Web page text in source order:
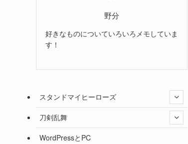
野分
好きなものについていろいろメモしていま
す！
スタンドマイヒーローズ
刀剣乱舞
WordPressとPC